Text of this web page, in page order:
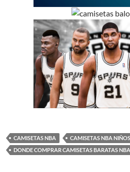
CAMISETAS NBA
CAMISETAS NBA
DONDE COMPRAR CAMISETAS BARATAS NBA